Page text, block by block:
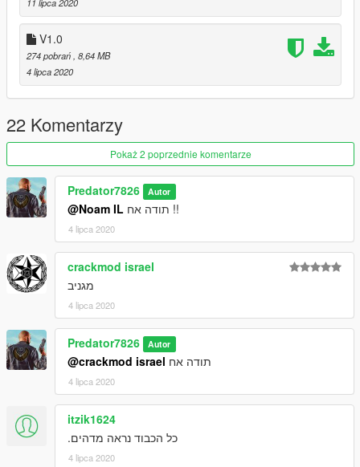
11 lipca 2020
V1.0
274 pobrań, 8,64 MB
4 lipca 2020
22 Komentarzy
Pokaż 2 poprzednie komentarze
Predator7826 Autor
@Noam IL תודה אח !!
4 lipca 2020
crackmod israel
מגניב
4 lipca 2020
Predator7826 Autor
@crackmod israel תודה אח
4 lipca 2020
itzik1624
כל הכבוד נראה מדהים.
4 lipca 2020